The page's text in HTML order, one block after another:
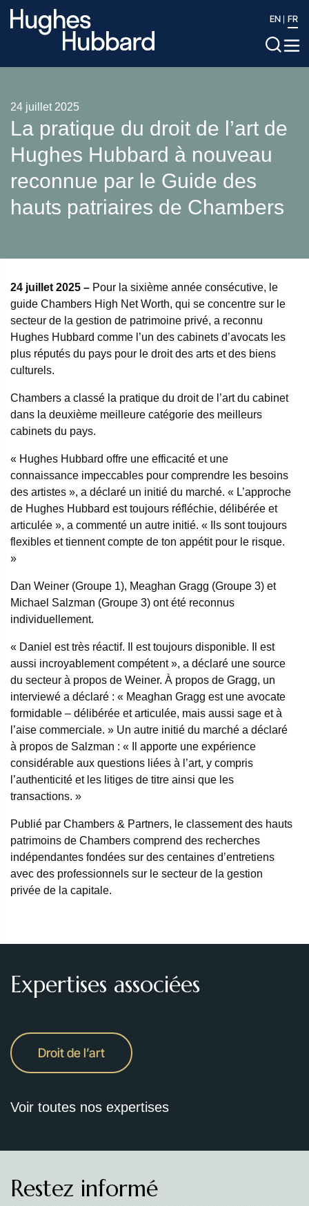
EN FR
24 juillet 2025
La pratique du droit de l’art de
Hughes Hubbard à nouveau
reconnue par le Guide des
hauts patriaires de Chambers
24 juillet 2025 – Pour la sixième année consécutive, le
guide Chambers High Net Worth, qui se concentre sur le
secteur de la gestion de patrimoine privé, a reconnu
Hughes Hubbard comme l’un des cabinets d’avocats les
plus réputés du pays pour le droit des arts et des biens
culturels.
Chambers a classé la pratique du droit de l’art du cabinet
dans la deuxième meilleure catégorie des meilleurs
cabinets du pays.
« Hughes Hubbard offre une efficacité et une
connaissance impeccables pour comprendre les besoins
des artistes », a déclaré un initié du marché. « L’approche
de Hughes Hubbard est toujours réfléchie, délibérée et
articulée », a commenté un autre initié. « Ils sont toujours
flexibles et tiennent compte de ton appétit pour le risque.
»
Dan Weiner (Groupe 1), Meaghan Gragg (Groupe 3) et
Michael Salzman (Groupe 3) ont été reconnus
individuellement.
« Daniel est très réactif. Il est toujours disponible. Il est
aussi incroyablement compétent », a déclaré une source
du secteur à propos de Weiner. À propos de Gragg, un
interviewé a déclaré : « Meaghan Gragg est une avocate
formidable – délibérée et articulée, mais aussi sage et à
l’aise commerciale. » Un autre initié du marché a déclaré
à propos de Salzman : « Il apporte une expérience
considérable aux questions liées à l’art, y compris
l’authenticité et les litiges de titre ainsi que les
transactions. »
Publié par Chambers & Partners, le classement des hauts
patrimoins de Chambers comprend des recherches
indépendantes fondées sur des centaines d’entretiens
avec des professionnels sur le secteur de la gestion
privée de la capitale.
Expertises associées
Droit de l’art
Voir toutes nos expertises
Restez informé